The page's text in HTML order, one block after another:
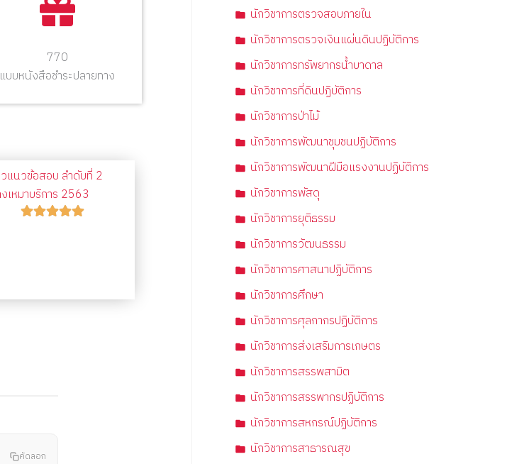
770
แบบหนังสือชำระปลายทาง
คัดลอก
นักวิชาการตรวจสอบภายใน
นักวิชาการตรวจเงินแผ่นดินปฏิบัติการ
นักวิชาการทรัพยากรน้ำบาดาล
นักวิชาการที่ดินปฏิบัติการ
นักวิชาการป่าไม้
นักวิชาการพัฒนาชุมชนปฏิบัติการ
นักวิชาการพัฒนาฝีมือแรงงานปฏิบัติการ
นักวิชาการพัสดุ
นักวิชาการยุติธรรม
นักวิชาการวัฒนธรรม
นักวิชาการศาสนาปฏิบัติการ
นักวิชาการศึกษา
นักวิชาการศุลกากรปฏิบัติการ
นักวิชาการส่งเสริมการเกษตร
นักวิชาการสรรพสามิต
นักวิชาการสรรพากรปฏิบัติการ
นักวิชาการสหกรณ์ปฏิบัติการ
นักวิชาการสาธารณสุข